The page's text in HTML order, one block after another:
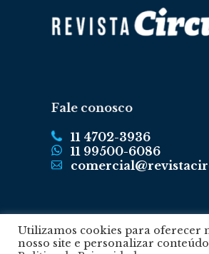
Fale conosco
11 4702-3936
11 99500-6086
Utilizamos cookies para oferecer
nosso site e personalizar